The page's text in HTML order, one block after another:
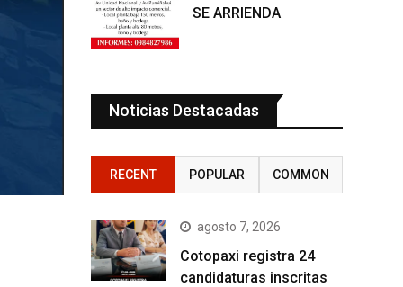
SE ARRIENDA
Noticias Destacadas
RECENT POPULAR COMMON
agosto 7, 2026
Cotopaxi registra 24
candidaturas inscritas